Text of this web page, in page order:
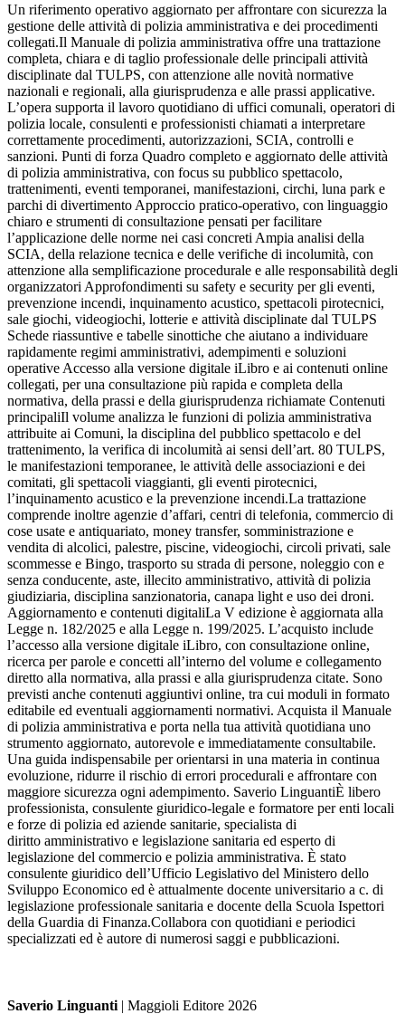
Un riferimento operativo aggiornato per affrontare con sicurezza la
gestione delle attività di polizia amministrativa e dei procedimenti
collegati.Il Manuale di polizia amministrativa offre una trattazione
completa, chiara e di taglio professionale delle principali attività
disciplinate dal TULPS, con attenzione alle novità normative
nazionali e regionali, alla giurisprudenza e alle prassi applicative.
L’opera supporta il lavoro quotidiano di uffici comunali, operatori di
polizia locale, consulenti e professionisti chiamati a interpretare
correttamente procedimenti, autorizzazioni, SCIA, controlli e
sanzioni. Punti di forza Quadro completo e aggiornato delle attività
di polizia amministrativa, con focus su pubblico spettacolo,
trattenimenti, eventi temporanei, manifestazioni, circhi, luna park e
parchi di divertimento Approccio pratico-operativo, con linguaggio
chiaro e strumenti di consultazione pensati per facilitare
l’applicazione delle norme nei casi concreti Ampia analisi della
SCIA, della relazione tecnica e delle verifiche di incolumità, con
attenzione alla semplificazione procedurale e alle responsabilità degli
organizzatori Approfondimenti su safety e security per gli eventi,
prevenzione incendi, inquinamento acustico, spettacoli pirotecnici,
sale giochi, videogiochi, lotterie e attività disciplinate dal TULPS
Schede riassuntive e tabelle sinottiche che aiutano a individuare
rapidamente regimi amministrativi, adempimenti e soluzioni
operative Accesso alla versione digitale iLibro e ai contenuti online
collegati, per una consultazione più rapida e completa della
normativa, della prassi e della giurisprudenza richiamate Contenuti
principaliIl volume analizza le funzioni di polizia amministrativa
attribuite ai Comuni, la disciplina del pubblico spettacolo e del
trattenimento, la verifica di incolumità ai sensi dell’art. 80 TULPS,
le manifestazioni temporanee, le attività delle associazioni e dei
comitati, gli spettacoli viaggianti, gli eventi pirotecnici,
l’inquinamento acustico e la prevenzione incendi.La trattazione
comprende inoltre agenzie d’affari, centri di telefonia, commercio di
cose usate e antiquariato, money transfer, somministrazione e
vendita di alcolici, palestre, piscine, videogiochi, circoli privati, sale
scommesse e Bingo, trasporto su strada di persone, noleggio con e
senza conducente, aste, illecito amministrativo, attività di polizia
giudiziaria, disciplina sanzionatoria, canapa light e uso dei droni.
Aggiornamento e contenuti digitaliLa V edizione è aggiornata alla
Legge n. 182/2025 e alla Legge n. 199/2025. L’acquisto include
l’accesso alla versione digitale iLibro, con consultazione online,
ricerca per parole e concetti all’interno del volume e collegamento
diretto alla normativa, alla prassi e alla giurisprudenza citate. Sono
previsti anche contenuti aggiuntivi online, tra cui moduli in formato
editabile ed eventuali aggiornamenti normativi. Acquista il Manuale
di polizia amministrativa e porta nella tua attività quotidiana uno
strumento aggiornato, autorevole e immediatamente consultabile.
Una guida indispensabile per orientarsi in una materia in continua
evoluzione, ridurre il rischio di errori procedurali e affrontare con
maggiore sicurezza ogni adempimento. Saverio LinguantiÈ libero
professionista, consulente giuridico-legale e formatore per enti locali
e forze di polizia ed aziende sanitarie, specialista di
diritto amministrativo e legislazione sanitaria ed esperto di
legislazione del commercio e polizia amministrativa. È stato
consulente giuridico dell’Ufficio Legislativo del Ministero dello
Sviluppo Economico ed è attualmente docente universitario a c. di
legislazione professionale sanitaria e docente della Scuola Ispettori
della Guardia di Finanza.Collabora con quotidiani e periodici
specializzati ed è autore di numerosi saggi e pubblicazioni.
Saverio Linguanti | Maggioli Editore 2026